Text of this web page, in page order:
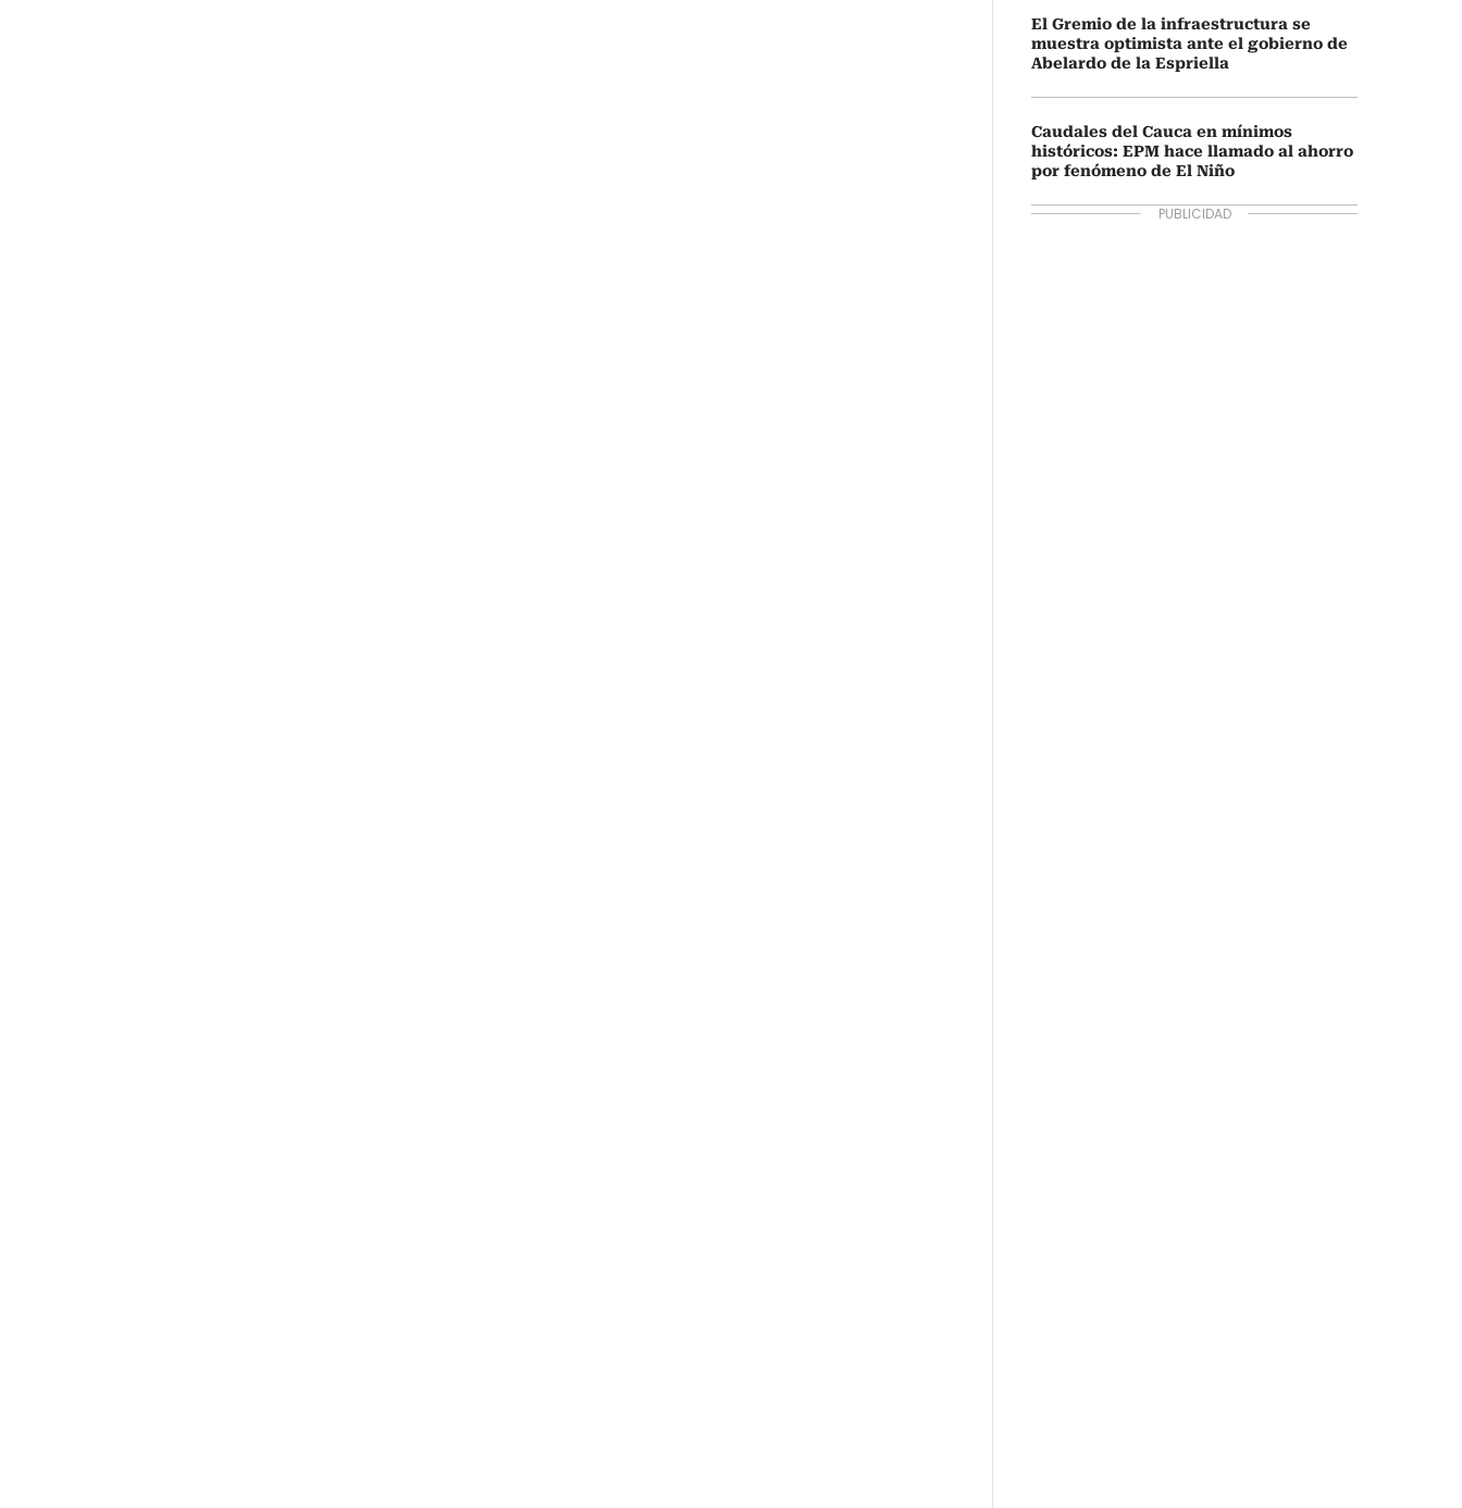
El Gremio de la infraestructura se
muestra optimista ante el gobierno de
Abelardo de la Espriella
Caudales del Cauca en mínimos
históricos: EPM hace llamado al ahorro
por fenómeno de El Niño